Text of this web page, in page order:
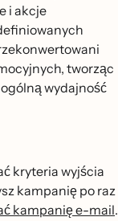
i akcje
tworząc
wydajność
kryteria wyjścia
kampanię po raz
kampanię e-mail.